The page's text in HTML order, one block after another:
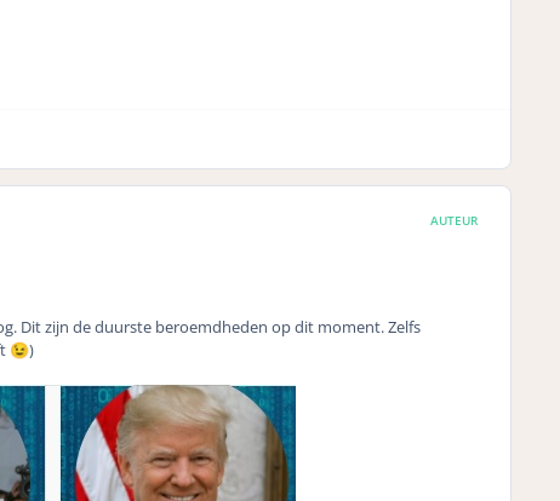
AUTEUR
Dit zijn de duurste beroemdheden op dit moment. Zelfs
😉)